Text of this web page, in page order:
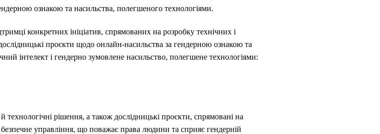
ознакою та насильства, полегшеного технологіями.
конкретних ініціатив, спрямованих на розробку технічних і
проєкти щодо онлайн-насильства за гендерною ознакою та
інтелект і гендерно зумовлене насильство, полегшене технологіями:
технологічні рішення, а також дослідницькі проєкти, спрямовані на
управління, що поважає права людини та сприяє гендерній